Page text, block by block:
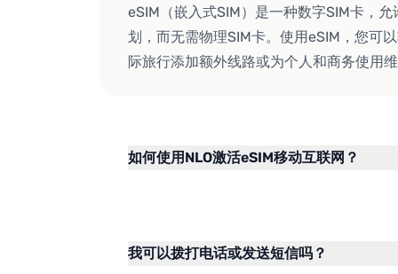
eSIM（嵌入式SIM）是一种数字SIM卡，
划，而无需物理SIM卡。使用eSIM，您可
际旅行添加额外线路或为个人和商务使用
如何使用NLO激活eSIM移动互联网？
我可以拨打电话或发送短信吗？